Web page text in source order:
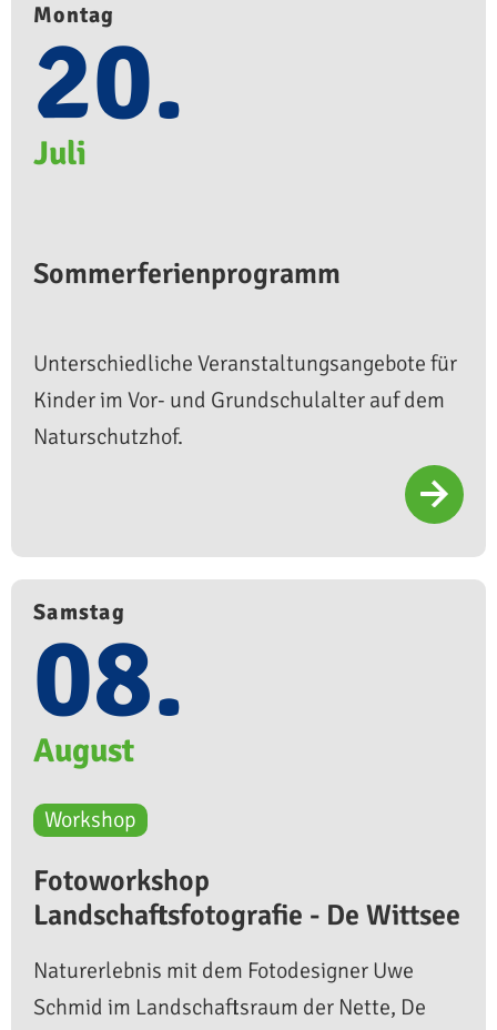
Montag
20.
Juli
Sommerferienprogramm
Unterschiedliche Veranstaltungsangebote für
Kinder im Vor- und Grundschulalter auf dem
Naturschutzhof.
Samstag
08.
August
Workshop
Fotoworkshop
Landschaftsfotografie - De Wittsee
Naturerlebnis mit dem Fotodesigner Uwe
Schmid im Landschaftsraum der Nette, De